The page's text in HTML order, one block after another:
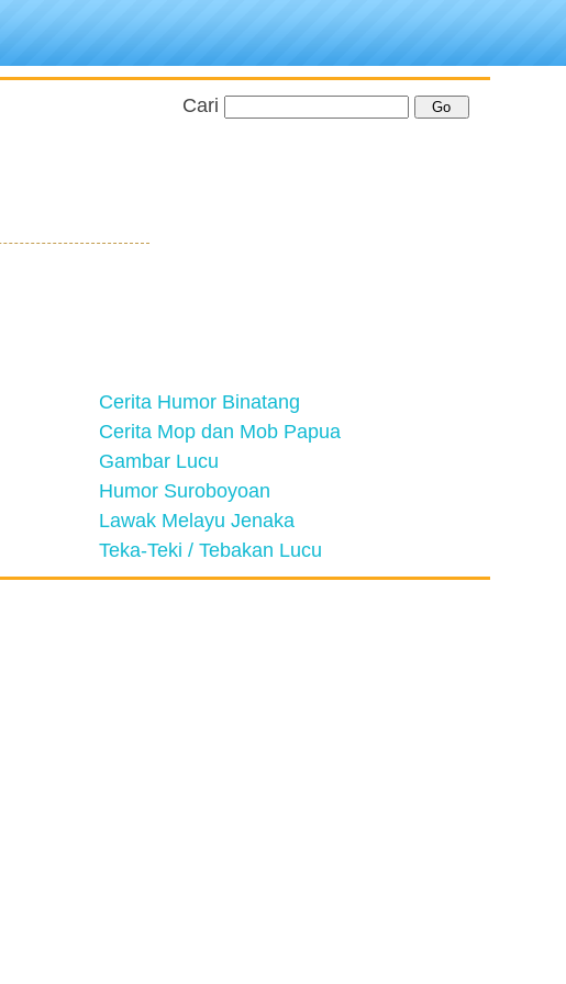
Cari
Cerita Humor Binatang
Cerita Mop dan Mob Papua
Gambar Lucu
Humor Suroboyoan
Lawak Melayu Jenaka
Teka-Teki / Tebakan Lucu